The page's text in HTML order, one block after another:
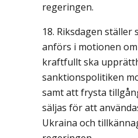
regeringen.
Riksdagen ställer
anförs i motionen
kraftfullt ska
sanktionspolitiken
samt att frysta
säljas för att
Ukraina och